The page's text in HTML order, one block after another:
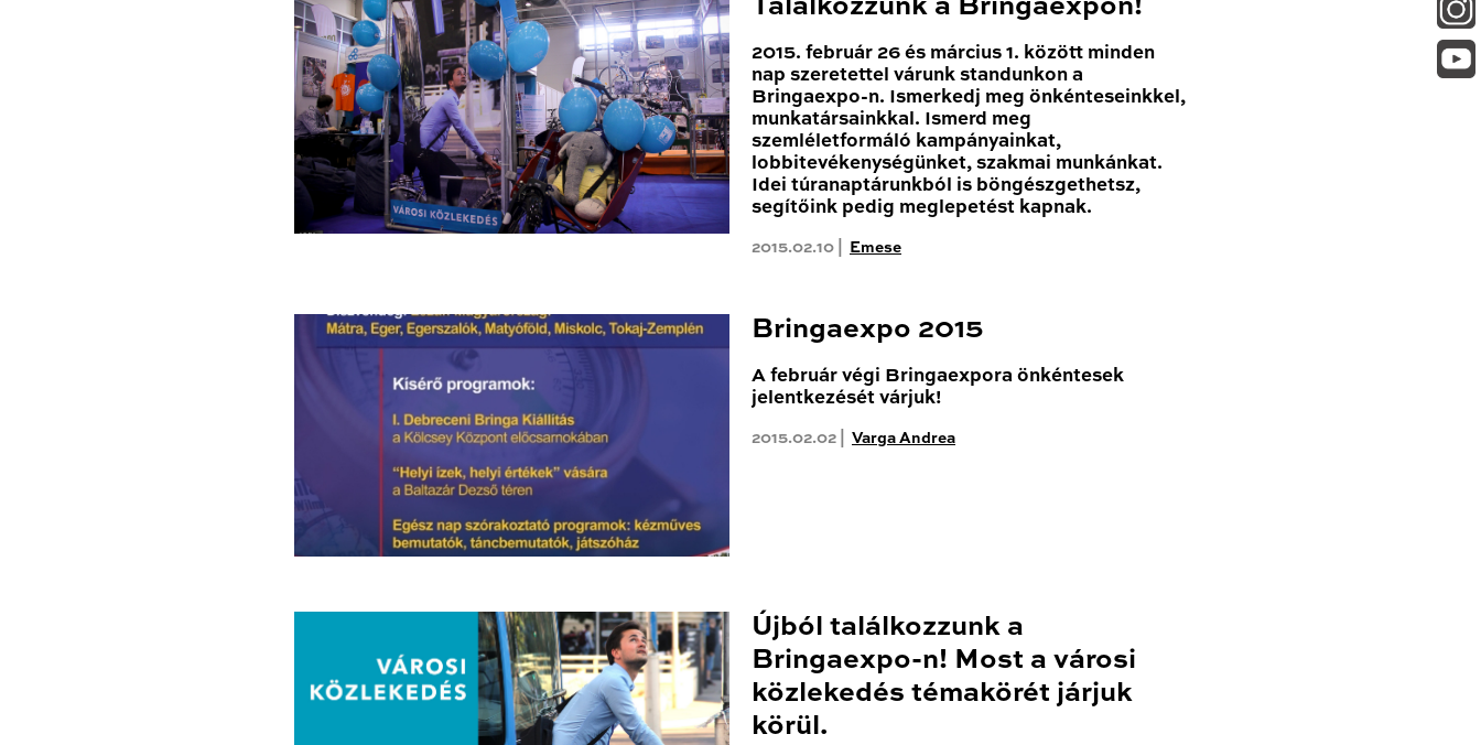
Találkozzunk a Bringaexpon!
2015. február 26 és március 1. között minden
nap szeretettel várunk standunkon a
Bringaexpo-n. Ismerkedj meg önkénteseinkkel,
munkatársainkkal. Ismerd meg
szemléletformáló kampányainkat,
lobbitevékenységünket, szakmai munkánkat.
Idei túranaptárunkból is böngészgethetsz,
segítőink pedig meglepetést kapnak.
2015.02.10 | Emese
Bringaexpo 2015
A február végi Bringaexpora önkéntesek
jelentkezését várjuk!
2015.02.02 | Varga Andrea
Újból találkozzunk a
Bringaexpo-n! Most a városi
közlekedés témakörét járjuk
körül.